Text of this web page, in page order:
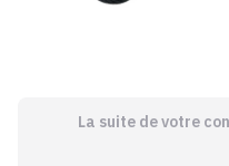
La suite de votre